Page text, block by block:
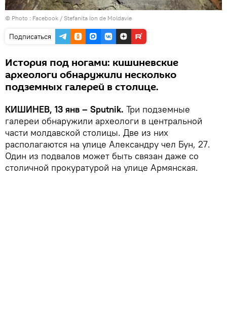
© Photo : Facebook / Stefanita Ion de Moldavie
Подписаться
История под ногами: кишиневские
археологи обнаружили несколько
подземных галерей в столице.
КИШИНЕВ, 13 янв – Sputnik. Три подземные
галереи обнаружили археологи в центральной
части молдавской столицы. Две из них
располагаются на улице Александру чел Бун, 27.
Один из подвалов может быть связан даже со
столичной прокуратурой на улице Армянская.